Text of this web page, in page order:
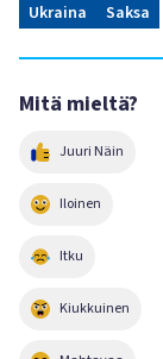
Ukraina
Saksa
Mitä mieltä?
Juuri Näin
Iloinen
Itku
Kiukkuinen